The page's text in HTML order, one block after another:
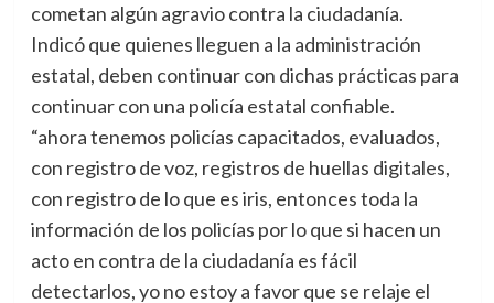
cometan algún agravio contra la ciudadanía.
Indicó que quienes lleguen a la administración
estatal, deben continuar con dichas prácticas para
continuar con una policía estatal confiable.
“ahora tenemos policías capacitados, evaluados,
con registro de voz, registros de huellas digitales,
con registro de lo que es iris, entonces toda la
información de los policías por lo que si hacen un
acto en contra de la ciudadanía es fácil
detectarlos, yo no estoy a favor que se relaje el